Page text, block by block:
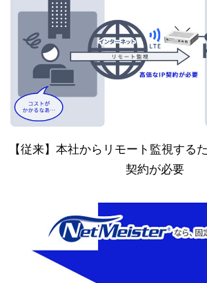
【従来】本社からリモート監視する
契約が必要